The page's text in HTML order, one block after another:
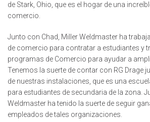
de Stark, Ohio, que es el hogar de una
comercio.
Junto con Chad, Miller Weldmaster ha
de comercio para contratar a estudiantes y
programas de Comercio para ayudar a
Tenemos la suerte de contar con RG Drage
de nuestras instalaciones, que es una
para estudiantes de secundaria de la zona.
Weldmaster ha tenido la suerte de seguir
empleados de tales organizaciones.